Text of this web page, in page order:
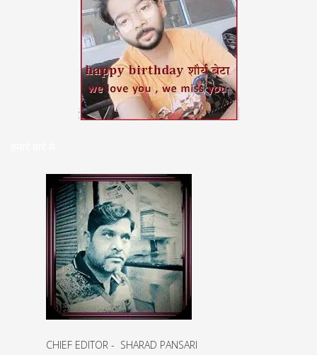
CHIEF EDITOR - SHARAD PANSARI